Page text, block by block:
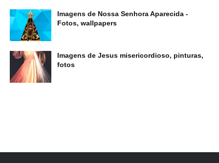
Imagens de Nossa Senhora Aparecida -
Fotos, wallpapers
Imagens de Jesus misericordioso, pinturas,
fotos